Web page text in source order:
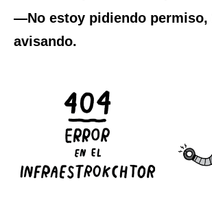
—No estoy pidiendo permiso,
avisando.